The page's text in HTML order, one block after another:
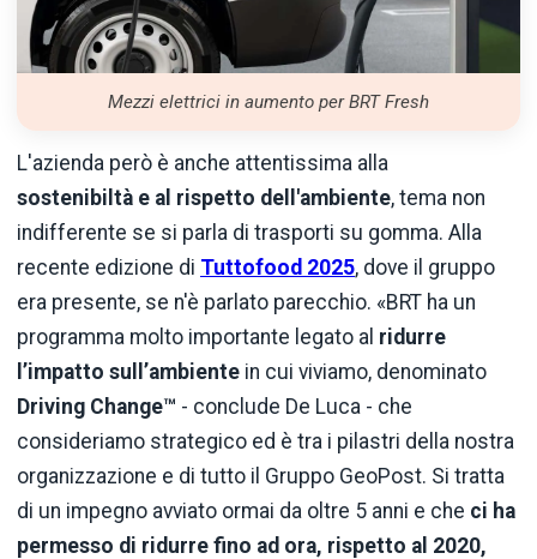
Mezzi elettrici in aumento per BRT Fresh
L'azienda però è anche attentissima alla
sostenibiltà e al rispetto dell'ambiente, tema non
indifferente se si parla di trasporti su gomma. Alla
recente edizione di Tuttofood 2025, dove il gruppo
era presente, se n'è parlato parecchio. «BRT ha un
programma molto importante legato al ridurre
l’impatto sull’ambiente in cui viviamo, denominato
Driving Change™ - conclude De Luca - che
consideriamo strategico ed è tra i pilastri della nostra
organizzazione e di tutto il Gruppo GeoPost. Si tratta
di un impegno avviato ormai da oltre 5 anni e che ci ha
permesso di ridurre fino ad ora, rispetto al 2020,